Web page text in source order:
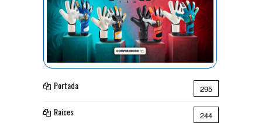
Portada 295
Raices 244